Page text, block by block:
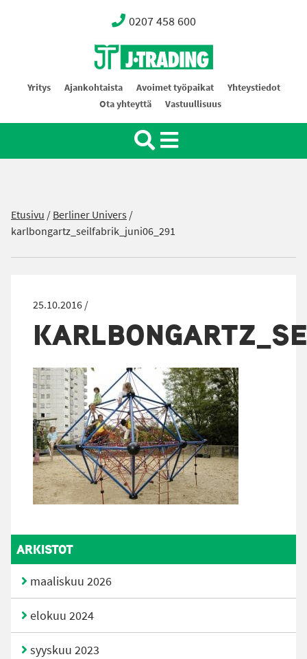
0207 458 600
Oy J-Trading Ab
Yritys Ajankohtaista Avoimet työpaikat
Yhteystiedot
Ota yhteyttä
Vastuullisuus
Etusivu /Berliner Univers /
karlbongartz_seilfabrik_juni06_291
25.10.2016 /
ARKISTOT
maaliskuu 2026
elokuu 2024
syyskuu 2023